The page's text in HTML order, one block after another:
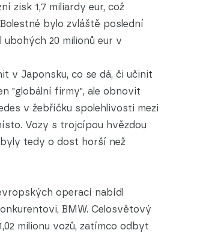
zisk 1,7 miliardy eur, což
bylo zvláště poslední
ubohých 20 milionů eur v
v Japonsku, co se dá, či učinit
"globální firmy", ale obnovit
v žebříčku spolehlivosti mezi
Vozy s trojcípou hvězdou
tedy o dost horší než
operací nabídl
BMW. Celosvětový
milionu vozů, zatímco odbyt